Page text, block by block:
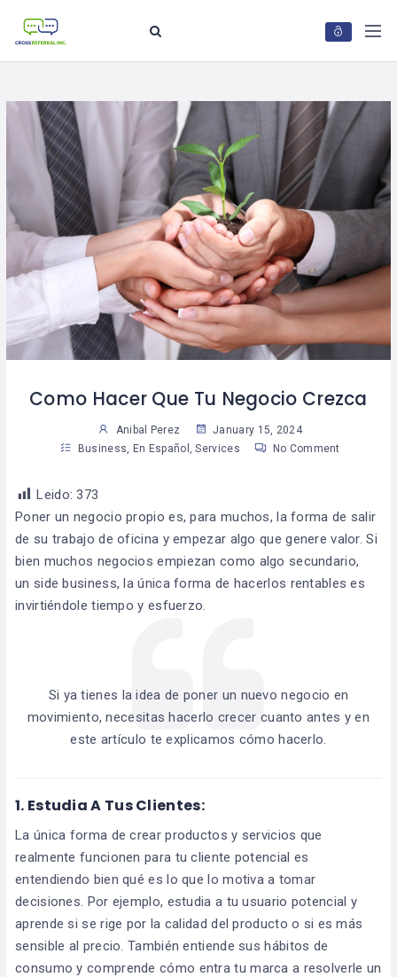
Como Hacer Que Tu Negocio Crezca
Anibal Perez
January 15, 2024
Business
En Español ,Services No Comment
Leido: 373
Poner un negocio propio es, para muchos, la forma de salir
de su trabajo de oficina y empezar algo que genere valor. Si
bien muchos negocios empiezan como algo secundario,
un side business, la única forma de hacerlos rentables es
invirtiéndole tiempo y esfuerzo.
Si ya tienes la idea de poner un nuevo negocio en
movimiento, necesitas hacerlo crecer cuanto antes y en
este artículo te explicamos cómo hacerlo.
1. Estudia A Tus Clientes:
La única forma de crear productos y servicios que
realmente funcionen para tu cliente potencial es
entendiendo bien qué es lo que lo motiva a tomar
decisiones. Por ejemplo, estudia a tu usuario potencial y
aprende si se rige por la calidad del producto o si es más
sensible al precio. También entiende sus hábitos de
consumo y comprende cómo entra tu marca a resolverle un